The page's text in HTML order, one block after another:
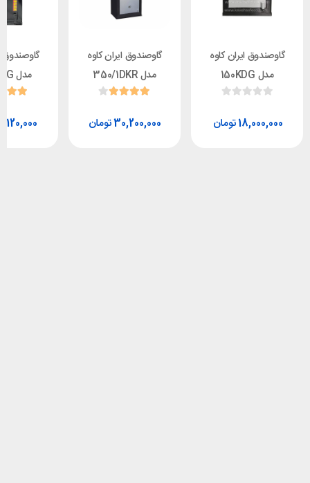
گاوصندوق ایران کاوه
مدل 150KDG
تومان18,000,000
گاوصندوق ایران کاوه
مدل 350/1DKR
تومان30,200,000
گاوصندوق
مدل 150DKDG